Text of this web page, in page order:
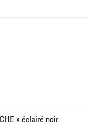
» éclairé noir